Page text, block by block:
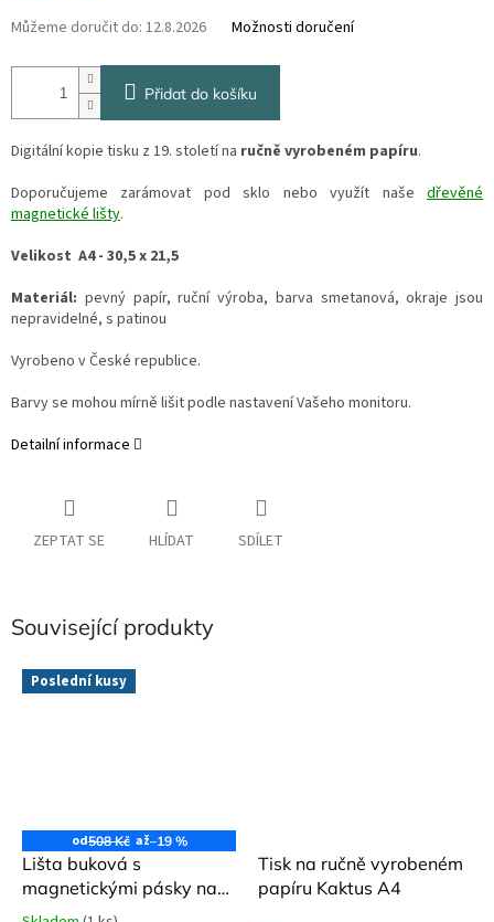
Můžeme doručit do: 12.8.2026 Možnosti doručení
Přidat do košíku
Digitální kopie tisku z 19. století na ručně vyrobeném papíru.
Doporučujeme zarámovat pod sklo nebo využít naše dřevěné
magnetické lišty.
Velikost A4 - 30,5 x 21,5
Materiál: pevný papír, ruční výroba, barva smetanová, okraje jsou
nepravidelné, s patinou
Vyrobeno v České republice.
Barvy se mohou mírně lišit podle nastavení Vašeho monitoru.
Detailní informace
ZEPTAT SE HLÍDAT SDÍLET
Související produkty
Poslední kusy
od508 Kč až–19 %
Lišta buková s
magnetickými pásky na
plakáty a obrázky
Tisk na ručně vyrobeném
papíru Kaktus A4